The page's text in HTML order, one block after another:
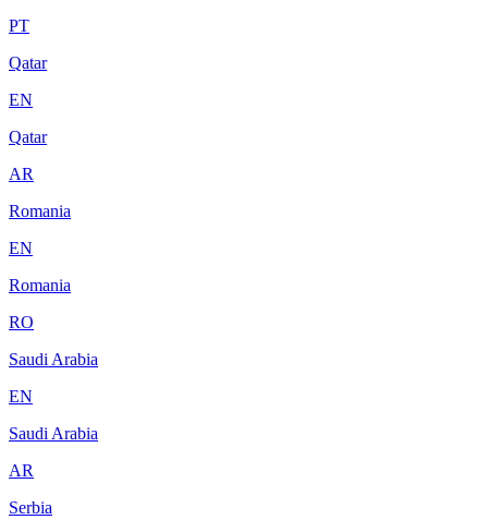
PT
Qatar
EN
Qatar
AR
Romania
EN
Romania
RO
Saudi Arabia
EN
Saudi Arabia
AR
Serbia